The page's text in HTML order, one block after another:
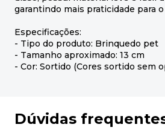
garantindo mais praticidade para
Especificações:
- Tipo do produto: Brinquedo pet
- Tamanho aproximado: 13 cm
- Cor: Sortido (Cores sortido sem
Dúvidas